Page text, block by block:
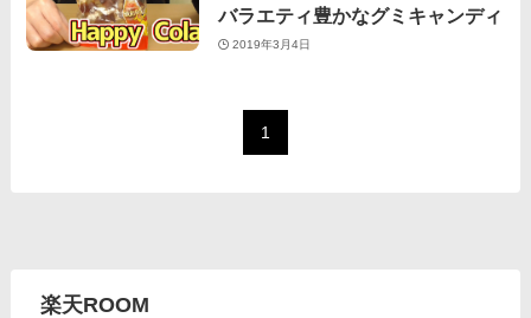
バラエティ豊かなグミキャンディ
2019年3月4日
1
楽天ROOM